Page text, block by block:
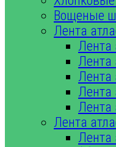
Вощеные
Лента
Лента
Лента
Лента
Лента
Лента
Лента
Лента